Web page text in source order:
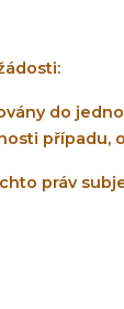
do
případu,
práv